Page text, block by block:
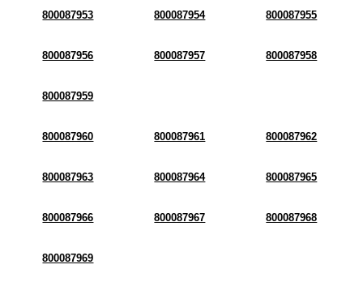
800087953 800087954 800087955
800087956 800087957 800087958
800087959
800087960 800087961 800087962
800087963 800087964 800087965
800087966 800087967 800087968
800087969